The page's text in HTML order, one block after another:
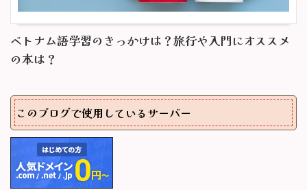
ベトナム語学習のきっかけは？旅行や入門にオススメ
の本は？
このブログで使用しているサーバー